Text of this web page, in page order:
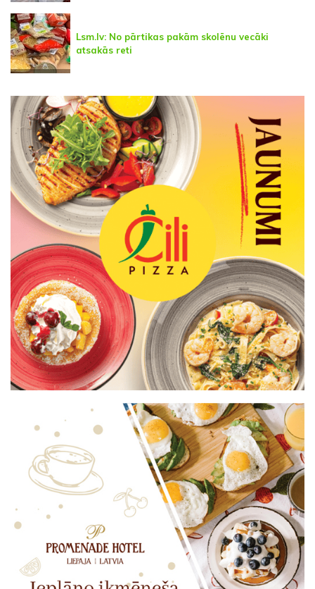
Lsm.lv: No pārtikas pakām skolēnu vecāki
atsakās reti